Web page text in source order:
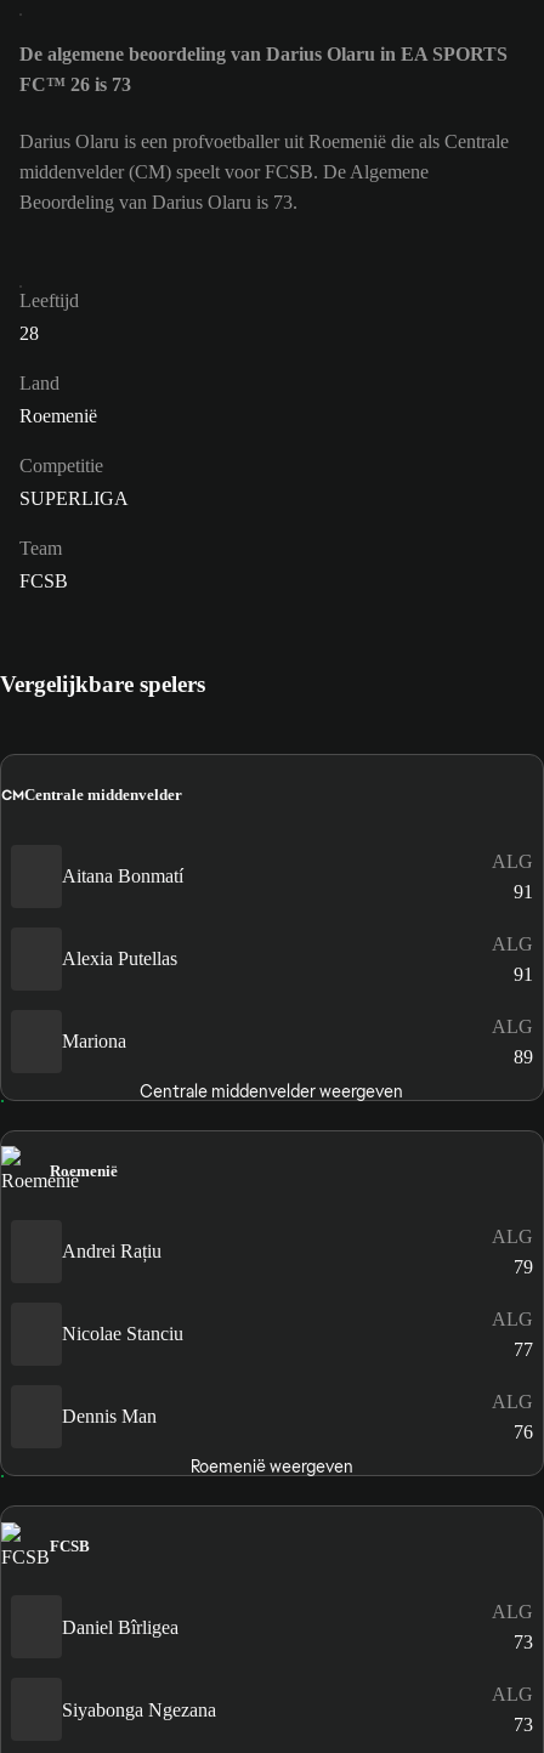
De algemene beoordeling van Darius Olaru in EA SPORTS
FC™ 26 is 73
Darius Olaru is een profvoetballer uit Roemenië die als Centrale
middenvelder (CM) speelt voor FCSB. De Algemene
Beoordeling van Darius Olaru is 73.
Leeftijd
28
Land
Roemenië
Competitie
SUPERLIGA
Team
FCSB
Vergelijkbare spelers
CMCentrale middenvelder
Aitana Bonmatí
ALG
91
Alexia Putellas
ALG
91
Mariona
ALG
89
Centrale middenvelder weergeven
Roemenië
Andrei Rațiu
ALG
79
Nicolae Stanciu
ALG
77
Dennis Man
ALG
76
Roemenië weergeven
FCSB
Daniel Bîrligea
ALG
73
Siyabonga Ngezana
ALG
73